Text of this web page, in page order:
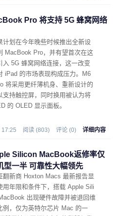
Pro 将支持 5G 蜂窝网络
计划在今年晚些时候推出全新设
MacBook Pro，并有望首次在这
入 5G 蜂窝网络连接，这一改变
iPad 的市场表现构成压力。M6
将采用更纤薄机身、重新设计的
支持触控屏，同时换用被认为将
的 OLED 显示面板。
阅读 (803) 评论 (0) 详细内容
Silicon MacBook返修率仅
型一半 可靠性大幅领先
翻新商 Hoxton Macs 最新报告显
用年限和条件下，搭载 Apple Sili
出现硬件故障并被退回维
例，仅为英特尔芯片 Mac 的一